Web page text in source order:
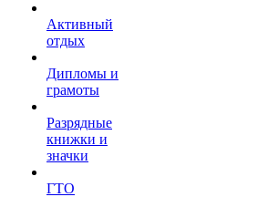
Активный
отдых
Дипломы и
грамоты
Разрядные
книжки и
значки
ГТО